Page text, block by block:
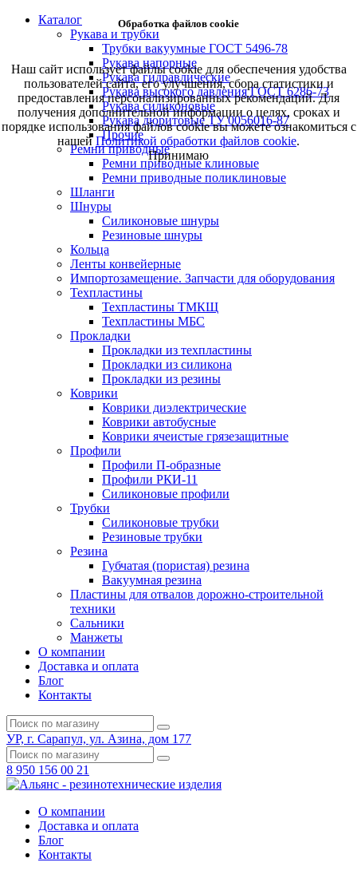
Каталог
Рукава и трубки
Трубки вакуумные ГОСТ 5496-78
Рукава напорные
Рукава гидравлические
Рукава высокого давления ГОСТ 6286-73
Рукава силиконовые
Рукава дюритовые ТУ 0056016-87
Прочие
Ремни приводные
Ремни приводные клиновые
Ремни приводные поликлиновые
Шланги
Шнуры
Силиконовые шнуры
Резиновые шнуры
Кольца
Ленты конвейерные
Импортозамещение. Запчасти для оборудования
Техпластины
Техпластины ТМКЩ
Техпластины МБС
Прокладки
Прокладки из техпластины
Прокладки из силикона
Прокладки из резины
Коврики
Коврики диэлектрические
Коврики автобусные
Коврики ячеистые грязезащитные
Профили
Профили П-образные
Профили РКИ-11
Силиконовые профили
Трубки
Силиконовые трубки
Резиновые трубки
Резина
Губчатая (пористая) резина
Вакуумная резина
Пластины для отвалов дорожно-строительной
техники
Сальники
Манжеты
О компании
Доставка и оплата
Блог
Контакты
УР, г. Сарапул, ул. Азина, дом 177
8 950 156 00 21
О компании
Доставка и оплата
Блог
Контакты
Обработка файлов cookie
Наш сайт использует файлы cookie для обеспечения удобства
пользователей сайта, его улучшения, сбора статистики и
предоставления персонализированных рекомендаций. Для
получения дополнительной информации о целях, сроках и
порядке использования файлов cookie вы можете ознакомиться с
нашейПолитикой обработки файлов cookie.
Принимаю